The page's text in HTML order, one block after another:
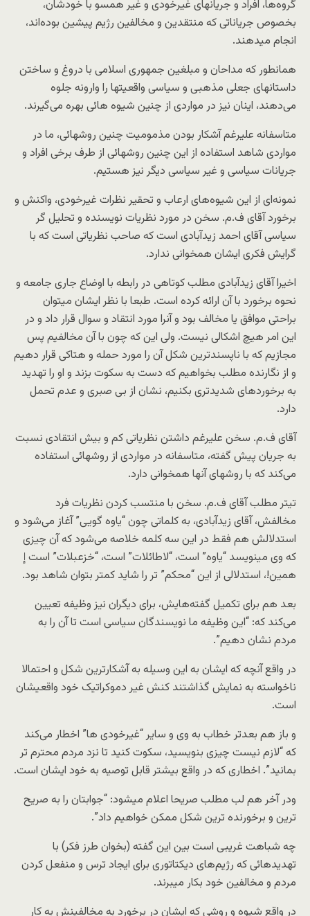
گروه‌ها، افراد و جریانهای غیرخودی و غیر همسو با خودشان،
بخصوص جریاناتی که منتقدین و مخالفین رژیم پیشین بوده‌اند،
انجام میدهند.
همانطور که مداحان و مبلغین جمهوری اسلامی با دروغ و ساختن
داستانهای جعلی مذهبی و سیاسی واقعیتها را وارونه جلوه
می‌دهند، اینان نیز در مواردی از چنین شیوه هائی بهره می‌گیرند.
متاسفانه علیرغم آشکار بودن مذمومیت چنین روشهائی، ما در
مواردی شاهد استفاده از این چنین روشهائی از طرف برخی افراد و
جریانات سیاسی و غیر سیاسی دیگر نیز هستیم.
نمونه‌ای از این شیوه‌های ارعاب و تحقیر نظرات غیرخودی، واکنش و
برخورد آقای ف.‌م. سخن در مورد نظریات نویسنده و تحلیل گر
سیاسی آقای احمد زیدآبادی است که صاحب نظریاتی است که با
گرایش فکری ایشان همخوانی ندارد.
اخیرا آقای زیدآبادی مطلب کوتاهی در رابطه با اوضاع جاری جامعه و
نحوه برخورد با آن ارائه کرده است. طبعا با نظر ایشان میتوان
براحتی موافق یا مخالف بود و آنرا مورد انتقاد و سوال قرار داد و در
این امر هیچ اشکالی نیست. ولی این که چون با آن مخالفیم پس
مجازیم که با ناپسندترین شکل آن را مورد حمله و هتاکی قرار دهیم
و از نگارنده مطلب بخواهیم که دست به سکوت بزند و او را تهدید
به برخوردهای شدیدتری بکنیم، نشان از بی صبری و عدم تحمل
دارد.
آقای ف.‌م. سخن علیرغم داشتن نظریاتی کم و بیش انتقادی نسبت
به جریان پیش گفته، متاسفانه در مواردی از روشهائی استفاده
می‌کند که با روشهای آنها همخوانی دارد.
تیتر مطلب آقای ف.‌م. سخن با منتسب کردن نظریات فرد
مخالفش، آقای زیدآبادی، به کلماتی چون “یاوه گویی” آغاز می‌شود و
استدلالش هم فقط در این سه کلمه خلاصه می‌شود که آن چیزی
که وی مینویسد “یاوه” است، “لاطائلات” است، “خزعبلات” است إ
همین!، استدلالی از این “محکم” تر را شاید کمتر بتوان شاهد بود.
بعد هم برای تکمیل گفته‌هایش، برای دیگران نیز وظیفه تعیین
می‌کند که: “این وظیفه ما نویسندگان سیاسی است تا آن را به
مردم نشان دهیم”.
در واقع آنچه که ایشان به این وسیله به آشکارترین شکل و احتمالا
ناخواسته به نمایش گذاشتند کنش غیر دموکراتیک خود واقعیشان
است.
و باز هم بعدتر خطاب به وی و سایر “غیرخودی ها” اخطار می‌کند
که “لازم نیست چیزی بنویسید، سکوت کنید تا نزد مردم محترم تر
بمانید”. اخطاری که در واقع بیشتر قابل توصیه به خود ایشان است.
ودر آخر هم لب مطلب صریحا اعلام میشود: “جوابتان را به صریح
ترین و برخورنده ترین شکل ممکن خواهیم داد”.
چه شباهت غریبی است بین این گفته (بخوان طرز فکر) با
تهدیدهائی که رژیم‌های دیکتاتوری برای ایجاد ترس و منفعل کردن
مردم و مخالفین خود بکار میبرند.
در واقع شیوه و روشی که ایشان در برخورد به مخالفینش به کار